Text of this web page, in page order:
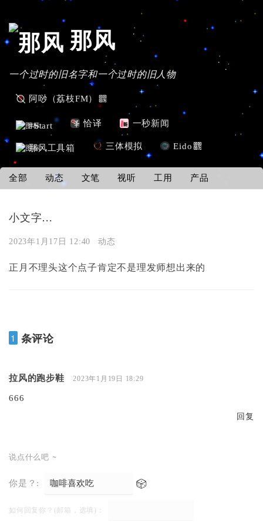
那风
一个过时的旧名字和一个过时的旧人物
阿唦（荔枝FM）
#Start 恰译 一秒新闻
那风工具箱 三体模拟 Eido
全部 动态 文笔 视听 工用 产品
小文字…
2023年1月17日 12:40 动态
正月不理头这个点子肯定不是理发师想出来的
1 条评论
拉风的跑步鞋 2023年1月19日 18:29
666
回复
说点什么吧 ~
你是？:
如何回复你？(邮箱，选填)：